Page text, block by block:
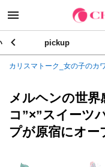
pickup
カリスマトーク_女の子のカ
メルヘンの世界
コ”×”スイーツ
プが原宿にオー